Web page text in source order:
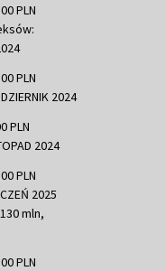
PLN
PLN
2024
PLN
2024
PLN
2025
mln,
PLN